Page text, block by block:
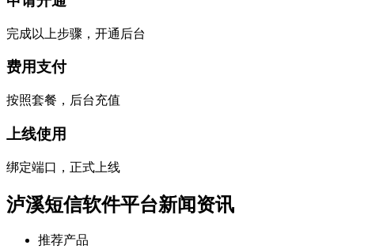
完成以上步骤，开通后台
费用支付
按照套餐，后台充值
上线使用
绑定端口，正式上线
泸溪短信软件平台新闻资讯
推荐产品